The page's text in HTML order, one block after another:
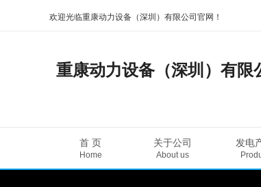
欢迎光临重康动力设备（深圳）有限公司官网！
重康动力设备（深圳）有限
首 页
Home
关于公司
About us
发电